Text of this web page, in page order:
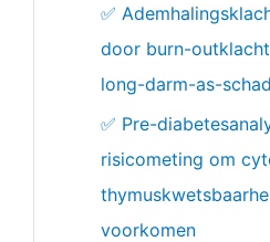
✅
door burn-
long-darm-as-
✅ Pre-
risicometing om
voorkomen